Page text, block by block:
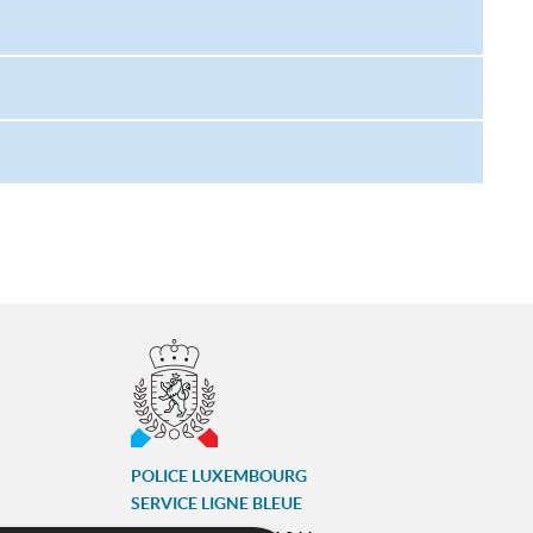
POLICE LUXEMBOURG
SERVICE LIGNE BLEUE